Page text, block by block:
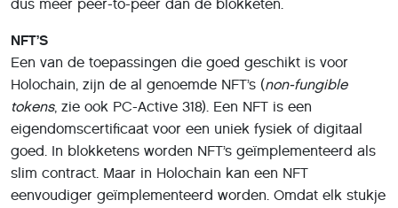
dus meer peer-to-peer dan de blokketen.
NFT’S
Een van de toepassingen die goed geschikt is voor
Holochain, zijn de al genoemde NFT’s (non-fungible
tokens, zie ook PC-Active 318). Een NFT is een
eigendomscertificaat voor een uniek fysiek of digitaal
goed. In blokketens worden NFT’s geïmplementeerd als
slim contract. Maar in Holochain kan een NFT
eenvoudiger geïmplementeerd worden. Omdat elk stukje